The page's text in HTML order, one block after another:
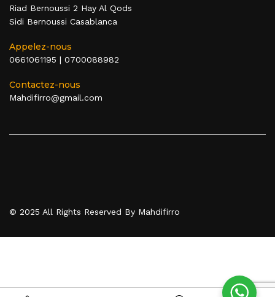
Riad Bernoussi 2 Hay Al Qods
Sidi Bernoussi Casablanca
Appelez-nous
0661061195 | 0700088982
Contactez-nous
Mahdifirro@gmail.com
© 2025 All Rights Reserved By Mahdifirro